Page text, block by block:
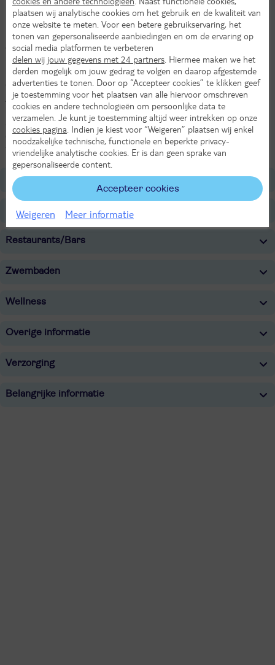
Proef de lokale keuken
Met drie zwembaden en de Egeïsche Zee dichtbij is Club Resort
Atlantis in Seferihisar de ideale plek voor ontspanning. Begin je dag
met een ontbijt aan zee, neem een duik in het zwembad of relax op
het privéstrand. In de restaurants proef je de beste Turkse
gerechten, van verse vis tot smaakvolle mezze, en ’s avonds geniet
je met een cocktail van de zonsondergang. Op korte afstand ligt het
historische Seferihisar, waar je markten, smalle straatjes en
authentieke restaurantjes ontdekt. Je comfortabele kamer biedt alle
gemakken, en dankzij de All Inclusive formule hoef je nergens aan
te denken.
Ligging
Faciliteiten
Restaurants/Bars
Zwembaden
Wellness
Overige informatie
Verzorging
Belangrijke informatie
plaatsen wij analytische cookies om het gebruik en de kwaliteit van
onze website te meten. Voor een betere gebruikservaring, het
tonen van gepersonaliseerde aanbiedingen en om de ervaring op
social media platformen te verbeteren
delen wij jouw gegevens met 24 partners . Hiermee maken we het
derden mogelijk om jouw gedrag te volgen en daarop afgestemde
advertenties te tonen. Door op “Accepteer cookies” te klikken geef
je toestemming voor het plaatsen van alle hiervoor omschreven
cookies en andere technologieën om persoonlijke data te
verzamelen. Je kunt je toestemming altijd weer intrekken op onze
cookies pagina . Indien je kiest voor “Weigeren” plaatsen wij enkel
noodzakelijke technische, functionele en beperkte privacy-
vriendelijke analytische cookies. Er is dan geen sprake van
gepersonaliseerde content.
Accepteer cookies
Weigeren Meer informatie